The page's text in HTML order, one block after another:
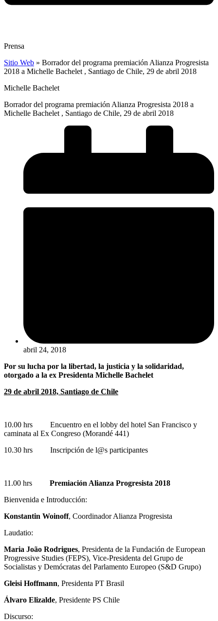
Prensa
Sitio Web » Borrador del programa premiación Alianza Progresista
2018 a Michelle Bachelet , Santiago de Chile, 29 de abril 2018
Michelle Bachelet
Borrador del programa premiación Alianza Progresista 2018 a
Michelle Bachelet , Santiago de Chile, 29 de abril 2018
abril 24, 2018
Por su lucha por la libertad, la justicia y la solidaridad,
otorgado a la ex Presidenta Michelle Bachelet
29 de abril 2018, Santiago de Chile
10.00 hrs Encuentro en el lobby del hotel San Francisco y
caminata al Ex Congreso (Morandé 441)
10.30 hrs Inscripción de l@s participantes
11.00 hrs Premiación Alianza Progresista 2018
Bienvenida e Introducción:
Konstantin Woinoff, Coordinador Alianza Progresista
Laudatio:
Maria João Rodrigues, Presidenta de la Fundación de European
Progressive Studies (FEPS), Vice-Presidenta del Grupo de
Socialistas y Demócratas del Parlamento Europeo (S&D Grupo)
Gleisi Hoffmann, Presidenta PT Brasil
Álvaro Elizalde, Presidente PS Chile
Discurso: